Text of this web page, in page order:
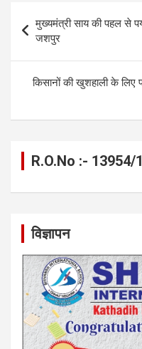
o
o
k
g A
p
navigation
मुख्यमंत्री साय की पहल से
जशपुर
किसानों की खुशहाली के लिए
R.O.No :- 13954/
विज्ञापन